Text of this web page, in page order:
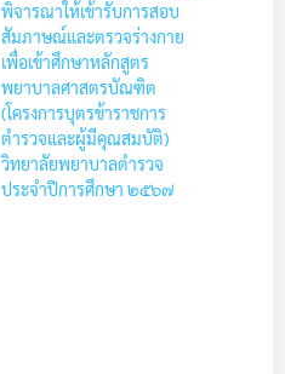
พิจารณาให้เข้ารับการสอบ
สัมภาษณ์และตรวจร่างกาย
เพื่อเข้าศึกษาหลักสูตร
พยาบาลศาสตรบัณฑิต
(โครงการบุตรข้าราชการ
ตำรวจและผู้มีคุณสมบัติ)
วิทยาลัยพยาบาลตำรวจ
ประจำปีการศึกษา ๒๕๖๗